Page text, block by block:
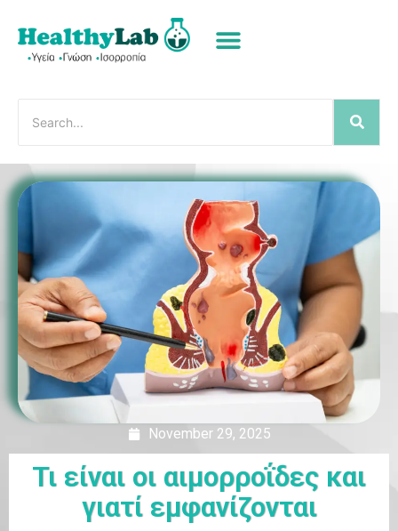
November 29, 2025
Τι είναι οι αιμορροΐδες και
γιατί εμφανίζονται